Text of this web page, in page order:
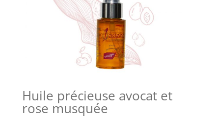
Huile précieuse avocat et
rose musquée